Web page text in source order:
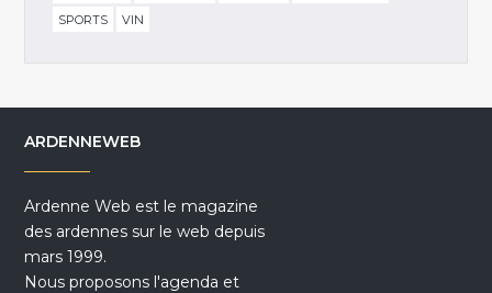
SPORTS
VIN
ARDENNEWEB
Ardenne Web est le magazine
des ardennes sur le web depuis
mars 1999.
Nous proposons l'agenda et